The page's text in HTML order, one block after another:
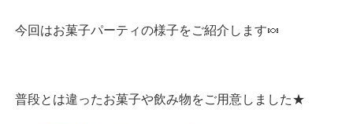
今回はお菓子パーティの様子をご紹介します🍬
普段とは違ったお菓子や飲み物をご用意しました★